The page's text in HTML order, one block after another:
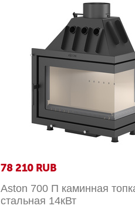
78 210 RUB
Aston 700 П каминная
стальная 14кВт